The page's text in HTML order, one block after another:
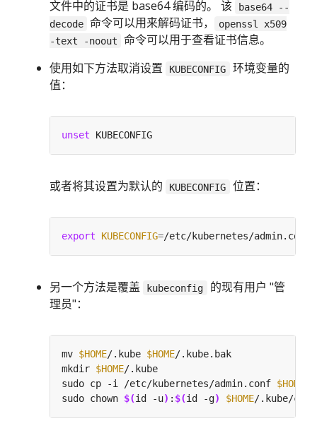
文件中的证书是 base64 编码的。 该
base64 --
decode 命令可以用来解码证书，
openssl x509
-text -noout
命令可以用于查看证书信息。
使用如下方法取消设置
KUBECONFIG
环境变量的
值：
unset
或者将其设置为默认的 KUBECONFIG 位置：
export KUBECONFIG=
另一个方法是覆盖 kubeconfig
的现有用户 "管
理员"：
mv $HOME/.kube $HOME
mkdir $HOME
sudo cp -i /etc/kubernetes/admin.conf $HOME
sudo chown $(id -u) : $(id -g) $HOME